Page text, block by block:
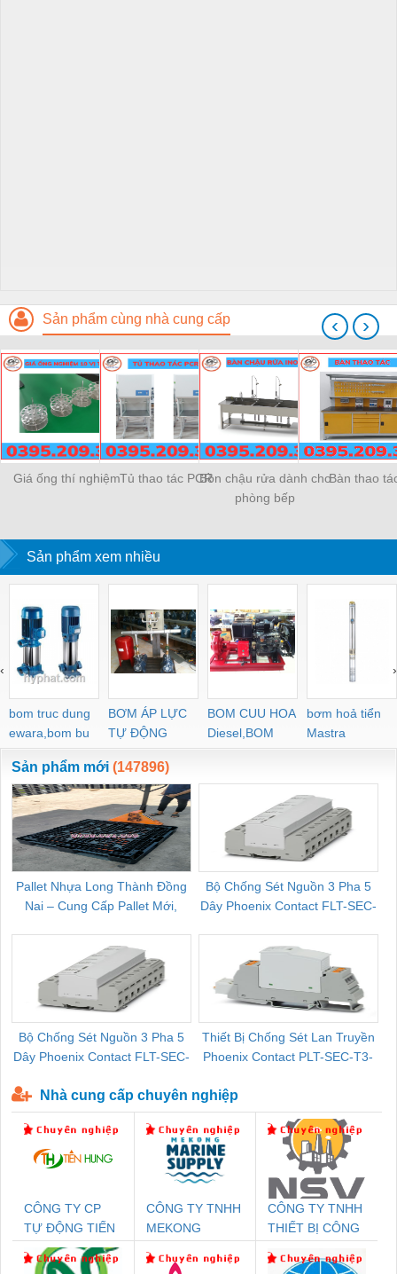
Sản phẩm cùng nhà cung cấp
Giá ống thí nghiệmTủ thao tác PCRBồn chậu rửa dành cho
phòng bếp
Bàn thao
‹ ›
Sản phẩm xem nhiều
bom truc dung
ewara,bom bu
ewara
BƠM ÁP LỰC
TỰ ĐỘNG
BOM CUU HOA
Diesel,BOM
CHUA CHAY
bơm hoả tiển
Mastra
‹ ›
Sản phẩm mới (147896)
Pallet Nhựa Long Thành Đồng
Nai – Cung Cấp Pallet Mới,
Bộ Chống Sét Nguồn 3 Pha 5
Dây Phoenix Contact FLT-SEC-
Bộ Chống Sét Nguồn 3 Pha 5
Dây Phoenix Contact FLT-SEC-
Thiết Bị Chống Sét Lan Truyền
Phoenix Contact PLT-SEC-T3-
Nhà cung cấp chuyên nghiệp
CÔNG TY CP
TỰ ĐỘNG TIẾN
HƯNG
CÔNG TY TNHH
MEKONG
SUPPLY
CÔNG TY TNHH
THIẾT BỊ CÔNG
SETSUBI VIỆT